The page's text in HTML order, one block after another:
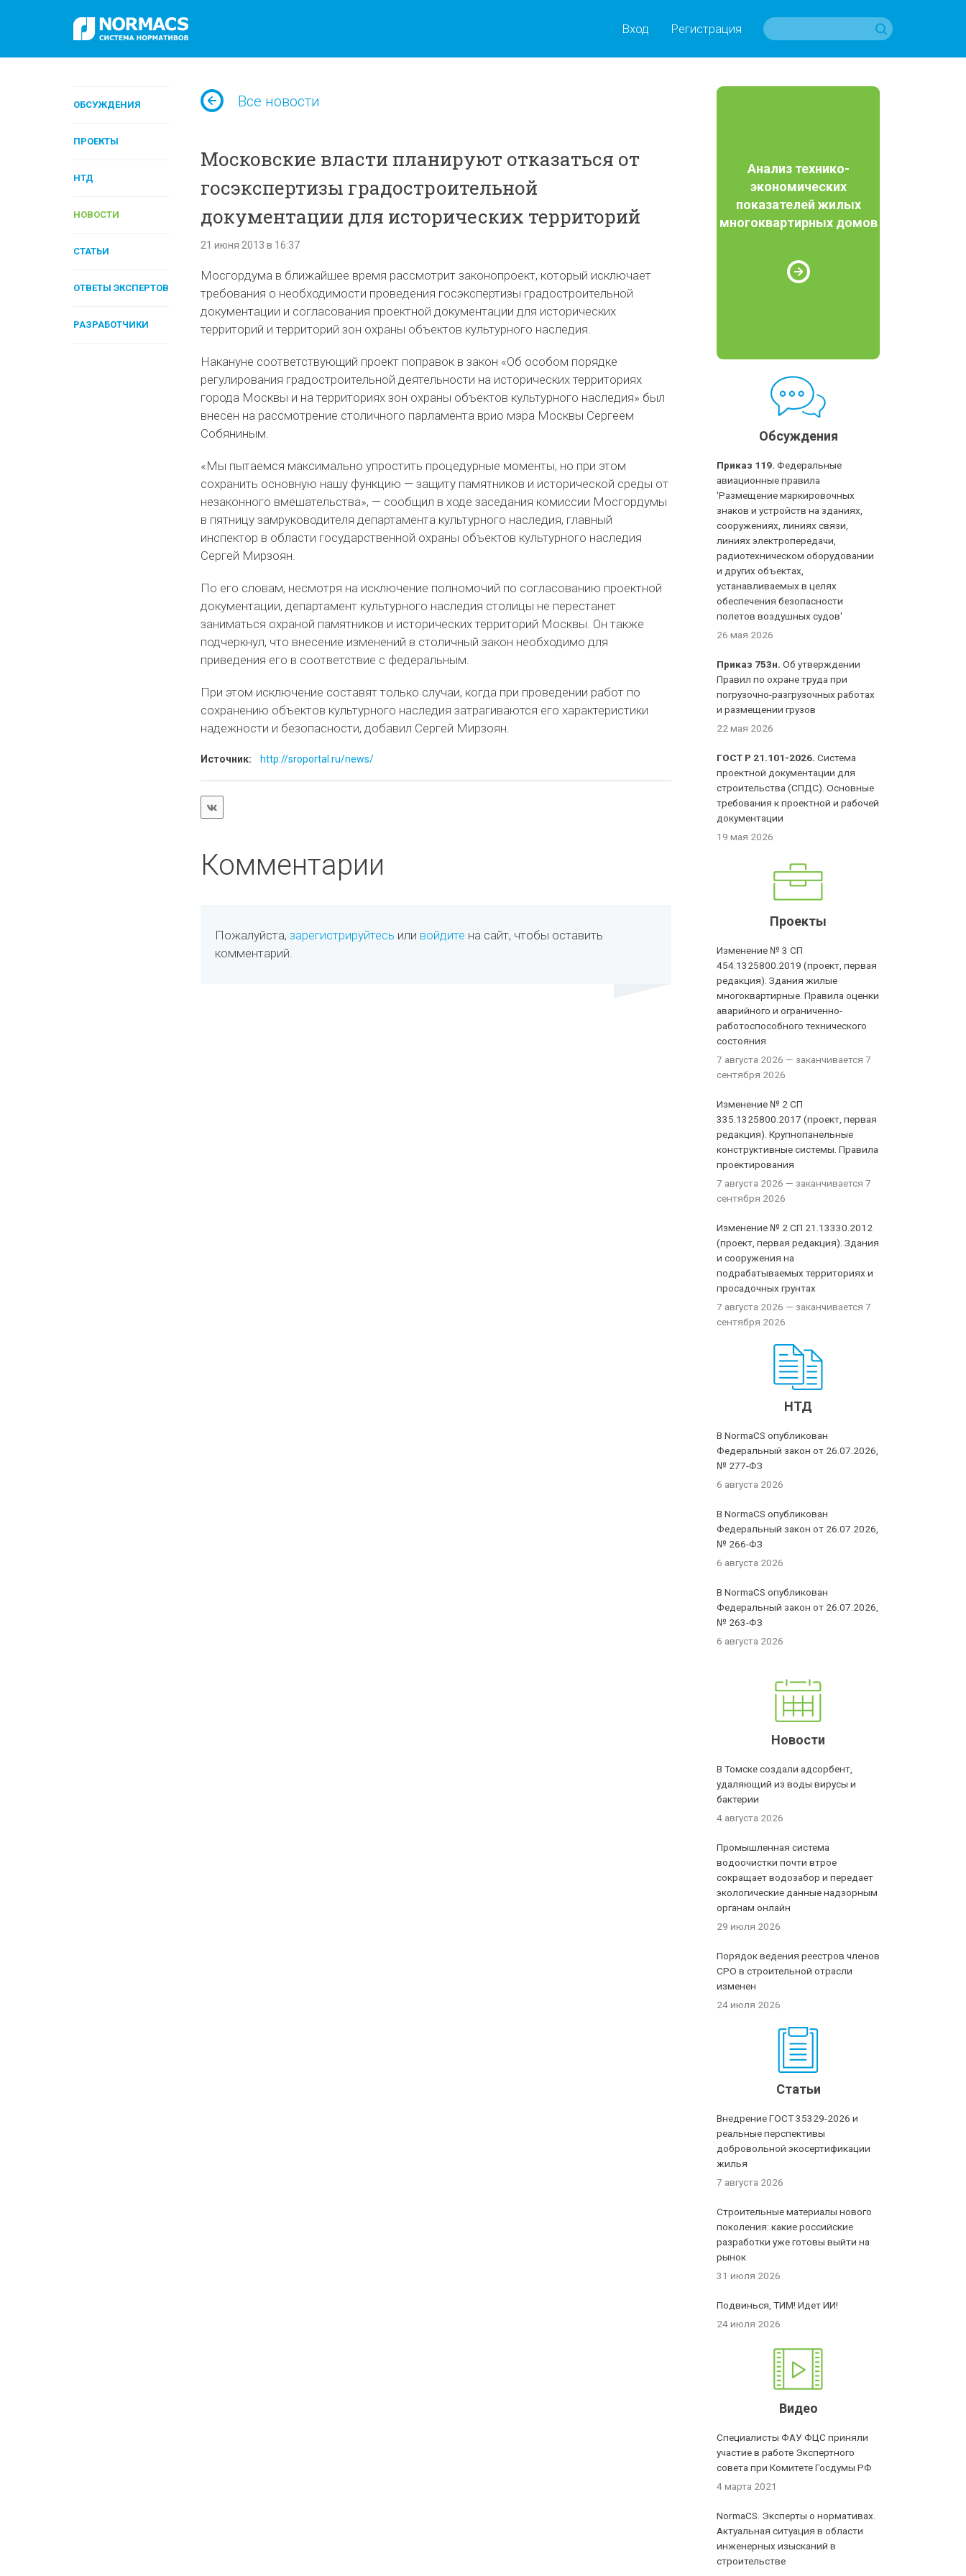
Вход Регистрация
ОБСУЖДЕНИЯ
ПРОЕКТЫ
НТД
НОВОСТИ
СТАТЬИ
ОТВЕТЫ ЭКСПЕРТОВ
РАЗРАБОТЧИКИ
Все новости
Московские власти планируют отказаться от
госэкспертизы градостроительной
документации для исторических территорий
21 июня 2013 в 16:37
Мосгордума в ближайшее время рассмотрит законопроект, который исключает
требования о необходимости проведения госэкспертизы градостроительной
документации и согласования проектной документации для исторических
территорий и территорий зон охраны объектов культурного наследия.
Накануне соответствующий проект поправок в закон «Об особом порядке
регулирования градостроительной деятельности на исторических территориях
города Москвы и на территориях зон охраны объектов культурного наследия» был
внесен на рассмотрение столичного парламента врио мэра Москвы Сергеем
Собяниным.
«Мы пытаемся максимально упростить процедурные моменты, но при этом
сохранить основную нашу функцию — защиту памятников и исторической среды от
незаконного вмешательства», — сообщил в ходе заседания комиссии Мосгордумы
в пятницу замруководителя департамента культурного наследия, главный
инспектор в области государственной охраны объектов культурного наследия
Сергей Мирзоян.
По его словам, несмотря на исключение полномочий по согласованию проектной
документации, департамент культурного наследия столицы не перестанет
заниматься охраной памятников и исторических территорий Москвы. Он также
подчеркнул, что внесение изменений в столичный закон необходимо для
приведения его в соответствие с федеральным.
При этом исключение составят только случаи, когда при проведении работ по
сохранению объектов культурного наследия затрагиваются его характеристики
надежности и безопасности, добавил Сергей Мирзоян.
Источник: http://sroportal.ru/news/
Комментарии
Пожалуйста, зарегистрируйтесь или войдите на сайт, чтобы оставить
комментарий.
Анализ технико-
экономических
показателей жилых
многоквартирных домов
Обсуждения
Приказ 119. Федеральные
авиационные правила
'Размещение маркировочных
знаков и устройств на зданиях,
сооружениях, линиях связи,
линиях электропередачи,
радиотехническом оборудовании
и других объектах,
устанавливаемых в целях
обеспечения безопасности
полетов воздушных судов'
26 мая 2026
Приказ 753н. Об утверждении
Правил по охране труда при
погрузочно-разгрузочных работах
и размещении грузов
22 мая 2026
ГОСТ Р 21.101-2026. Система
проектной документации для
строительства (СПДС). Основные
требования к проектной и рабочей
документации
19 мая 2026
Проекты
Изменение № 3 СП
454.1325800.2019 (проект, первая
редакция). Здания жилые
многоквартирные. Правила оценки
аварийного и ограниченно-
работоспособного технического
состояния
7 августа 2026 — заканчивается 7
сентября 2026
Изменение № 2 СП
335.1325800.2017 (проект, первая
редакция). Крупнопанельные
конструктивные системы. Правила
проектирования
7 августа 2026 — заканчивается 7
сентября 2026
Изменение № 2 СП 21.13330.2012
(проект, первая редакция). Здания
и сооружения на
подрабатываемых территориях и
просадочных грунтах
7 августа 2026 — заканчивается 7
сентября 2026
НТД
В NormaCS опубликован
Федеральный закон от 26.07.2026,
№ 277-ФЗ
6 августа 2026
В NormaCS опубликован
Федеральный закон от 26.07.2026,
№ 266-ФЗ
6 августа 2026
В NormaCS опубликован
Федеральный закон от 26.07.2026,
№ 263-ФЗ
6 августа 2026
Новости
В Томске создали адсорбент,
удаляющий из воды вирусы и
бактерии
4 августа 2026
Промышленная система
водоочистки почти втрое
сокращает водозабор и передает
экологические данные надзорным
органам онлайн
29 июля 2026
Порядок ведения реестров членов
СРО в строительной отрасли
изменен
24 июля 2026
Статьи
Внедрение ГОСТ 35329-2026 и
реальные перспективы
добровольной экосертификации
жилья
7 августа 2026
Строительные материалы нового
поколения: какие российские
разработки уже готовы выйти на
рынок
31 июля 2026
Подвинься, ТИМ! Идет ИИ!
24 июля 2026
Видео
Специалисты ФАУ ФЦС приняли
участие в работе Экспертного
совета при Комитете Госдумы РФ
4 марта 2021
NormaCS. Эксперты о нормативах.
Актуальная ситуация в области
инженерных изысканий в
строительстве